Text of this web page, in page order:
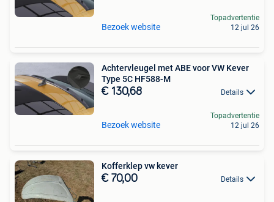
Bezoek website
Topadvertentie
12 jul 26
Achtervleugel met ABE voor VW Kever
Type 5C HF588-M
€ 130,68 Details
Bezoek website
Topadvertentie
12 jul 26
Kofferklep vw kever
€ 70,00 Details